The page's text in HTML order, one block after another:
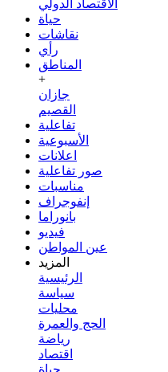
الاقتصاد الدولي
حياة
نقاشات
رأي
المناطق
+
جازان
القصيم
تفاعلية
الأسبوعية
اعلانات
صور تفاعلية
مناسبات
إنفوجراف
بانوراما
فيديو
عين المواطن
المزيد
الرئيسية
سياسة
محليات
الحج والعمرة
رياضة
اقتصاد